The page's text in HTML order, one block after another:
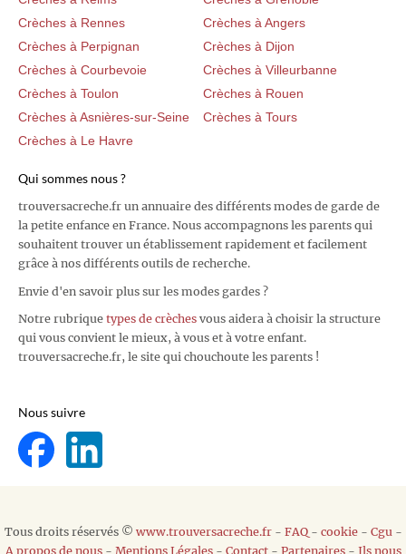
Crèches à Rennes
Crèches à Angers
Crèches à Perpignan
Crèches à Dijon
Crèches à Courbevoie
Crèches à Villeurbanne
Crèches à Toulon
Crèches à Rouen
Crèches à Asnières-sur-Seine
Crèches à Tours
Crèches à Le Havre
Qui sommes nous ?
trouversacreche.fr un annuaire des différents modes de garde de
la petite enfance en France. Nous accompagnons les parents qui
souhaitent trouver un établissement rapidement et facilement
grâce à nos différents outils de recherche.
Envie d'en savoir plus sur les modes gardes ?
Notre rubrique types de crèches vous aidera à choisir la structure
qui vous convient le mieux, à vous et à votre enfant.
trouversacreche.fr, le site qui chouchoute les parents !
Nous suivre
Tous droits réservés © www.trouversacreche.fr- FAQ- cookie- Cgu -
A propos de nous- Mentions Légales- Contact- Partenaires- Ils nous